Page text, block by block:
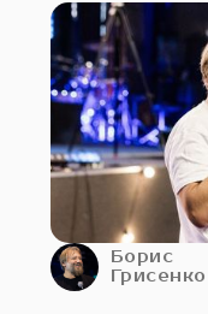
Борис
Грисенко